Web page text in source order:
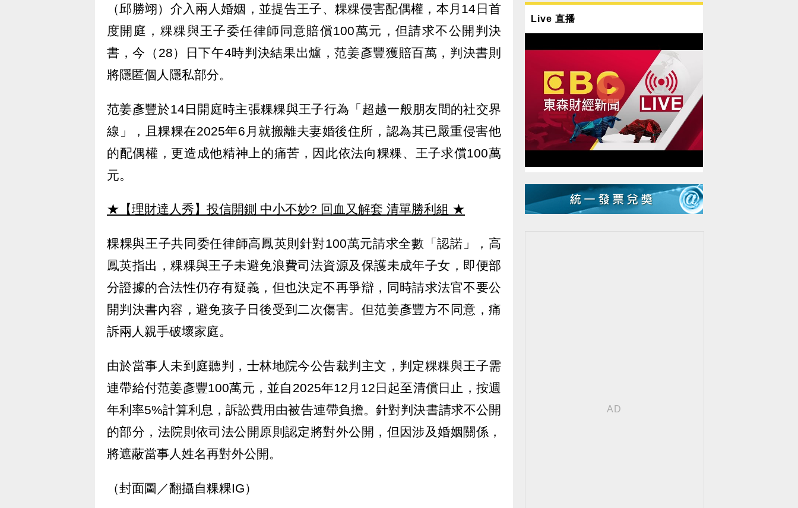
（邱勝翊）介入兩人婚姻，並提告王子、粿粿侵害配偶權，本月14日首
度開庭，粿粿與王子委任律師同意賠償100萬元，但請求不公開判決
書，今（28）日下午4時判決結果出爐，范姜彥豐獲賠百萬，判決書則
將隱匿個人隱私部分。
范姜彥豐於14日開庭時主張粿粿與王子行為「超越一般朋友間的社交界
線」，且粿粿在2025年6月就搬離夫妻婚後住所，認為其已嚴重侵害他
的配偶權，更造成他精神上的痛苦，因此依法向粿粿、王子求償100萬
元。
★【理財達人秀】投信開鍘 中小不妙? 回血又解套 清單勝利組 ★
粿粿與王子共同委任律師高鳳英則針對100萬元請求全數「認諾」，高
鳳英指出，粿粿與王子未避免浪費司法資源及保護未成年子女，即便部
分證據的合法性仍存有疑義，但也決定不再爭辯，同時請求法官不要公
開判決書內容，避免孩子日後受到二次傷害。但范姜彥豐方不同意，痛
訴兩人親手破壞家庭。
由於當事人未到庭聽判，士林地院今公告裁判主文，判定粿粿與王子需
連帶給付范姜彥豐100萬元，並自2025年12月12日起至清償日止，按週
年利率5%計算利息，訴訟費用由被告連帶負擔。針對判決書請求不公開
的部分，法院則依司法公開原則認定將對外公開，但因涉及婚姻關係，
將遮蔽當事人姓名再對外公開。
（封面圖／翻攝自粿粿IG）
Live 直播